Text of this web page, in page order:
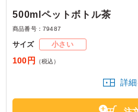
500mlペットボトル茶
商品番号： 79487
サイズ 小さい
100円 （税込）
詳